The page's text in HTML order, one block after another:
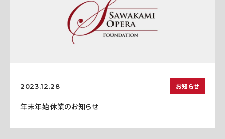
2023.12.28 お知らせ
年末年始休業のお知らせ